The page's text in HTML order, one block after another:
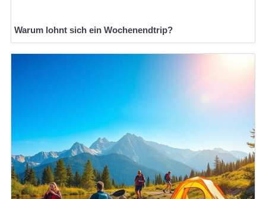
Warum lohnt sich ein Wochenendtrip?